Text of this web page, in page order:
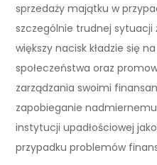
sprzedaży majątku w
szczególnie trudnej sytuacji
większy nacisk kładzie się
społeczeństwa oraz
zarządzania swoimi
zapobieganie
instytucji upadłościowej
przypadku problemów